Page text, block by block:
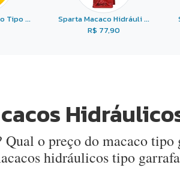
Tipo ...
Sparta Macaco Hidráuli ...
R$ 77,90
o preço do macaco
hidráulicos tipo